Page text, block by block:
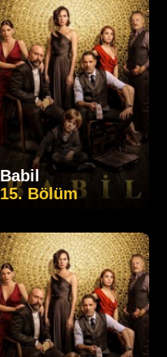
Babil
15. Bölüm